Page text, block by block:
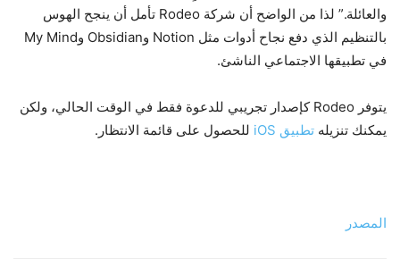
والعائلة.” لذا من الواضح أن شركة Rodeo تأمل أن ينجح الهوس
بالتنظيم الذي دفع نجاح أدوات مثل Notion وObsidian وMy Mind
في تطبيقها الاجتماعي الناشئ.
يتوفر Rodeo كإصدار تجريبي للدعوة فقط في الوقت الحالي، ولكن
يمكنك تنزيله تطبيق iOS للحصول على قائمة الانتظار.
المصدر